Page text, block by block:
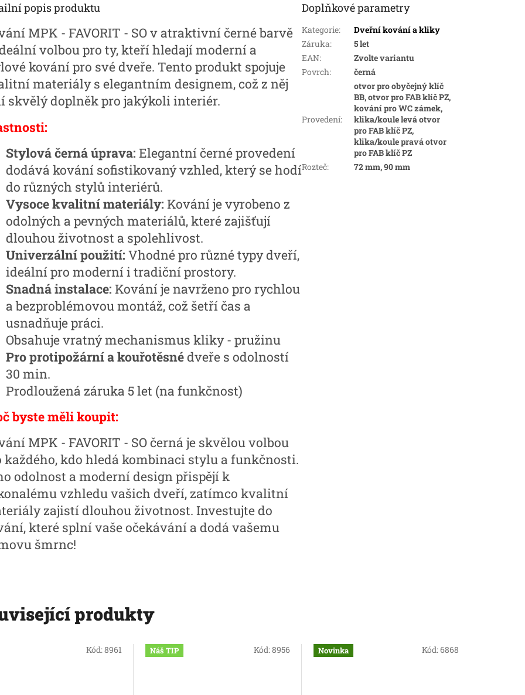
popis produktu
MPK - FAVORIT - SO v atraktivní černé barvě
volbou pro ty, kteří hledají moderní a
kování pro své dveře. Tento produkt spojuje
materiály s elegantním designem, což z něj
skvělý doplněk pro jakýkoli interiér.
Stylová černá úprava: Elegantní černé provedení
dodává kování sofistikovaný vzhled, který se hodí
do různých stylů interiérů.
Vysoce kvalitní materiály: Kování je vyrobeno z
odolných a pevných materiálů, které zajišťují
dlouhou životnost a spolehlivost.
Univerzální použití: Vhodné pro různé typy dveří,
ideální pro moderní i tradiční prostory.
Snadná instalace: Kování je navrženo pro rychlou
a bezproblémovou montáž, což šetří čas a
usnadňuje práci.
Obsahuje vratný mechanismus kliky - pružinu
Pro protipožární a kouřotěsnédveře s odolností
30 min.
Prodloužená záruka 5 let (na funkčnost)
byste měli koupit:
MPK - FAVORIT - SO černá je skvělou volbou
každého, kdo hledá kombinaci stylu a funkčnosti.
odolnost a moderní design přispějí k
vzhledu vašich dveří, zatímco kvalitní
zajistí dlouhou životnost. Investujte do
které splní vaše očekávání a dodá vašemu
šmrnc!
Doplňkové parametry
Kategorie:
Dveřní kování a kliky
Záruka:
5 let
EAN:
Zvolte variantu
Povrch: černá
Provedení:
otvor pro obyčejný klíč
BB, otvor pro FAB klíč PZ,
kování pro WC zámek,
klika/koule levá otvor
pro FAB klíč PZ,
klika/koule pravá otvor
pro FAB klíč PZ
Rozteč: 72 mm, 90 mm
produkty
Kód:8961 Náš TIP Kód:8956 Novinka Kód:6868